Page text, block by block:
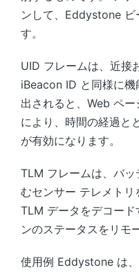
ンして、Eddystone ビ
す。
UID フレームは、近接
iBeacon ID と同様に
出されると、Web ペ
により、時間の経過と
が有効になります。
TLM フレームは、バ
むセンサー テレメトリ
TLM データをデコード
ンのステータスをリモ
使用例 Eddystone は